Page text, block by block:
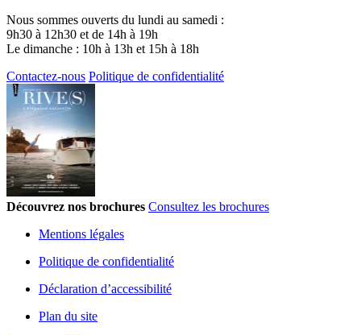
Nous sommes ouverts du lundi au samedi :
9h30 à 12h30 et de 14h à 19h
Le dimanche : 10h à 13h et 15h à 18h
Contactez-nous Politique de confidentialité
Découvrez nos brochures Consultez les brochures
Mentions légales
Politique de confidentialité
Déclaration d’accessibilité
Plan du site